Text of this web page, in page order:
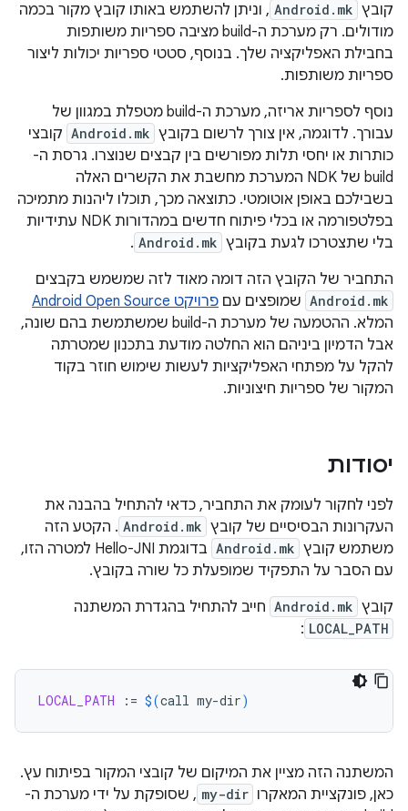
קובץ Android.mk , וניתן להשתמש באותו קובץ מקור בכמה
מודולים. רק מערכת ה-build מציבה ספריות משותפות
בחבילת האפליקציה שלך. בנוסף, סטטי ספריות יכולות ליצור
ספריות משותפות.
נוסף לספריות אריזה, מערכת ה-build מטפלת במגוון של
עבורך. לדוגמה, אין צורך לרשום בקובץ Android.mk קובצי
כותרות או יחסי תלות מפורשים בין קבצים שנוצרו. גרסת ה-
build של NDK המערכת מחשבת את הקשרים האלה
בשבילכם באופן אוטומטי. כתוצאה מכך, תוכלו ליהנות מתמיכה
בפלטפורמה או בכלי פיתוח חדשים במהדורות NDK עתידיות
בלי שתצטרכו לגעת בקובץ Android.mk
.
התחביר של הקובץ הזה דומה מאוד לזה שמשמש בקבצים
Android.mk שמופצים עם פרויקט Android Open Source
המלא. ההטמעה של מערכת ה-build שמשתמשת בהם שונה,
אבל הדמיון ביניהם הוא החלטה מודעת בתכנון שמטרתה
להקל על מפתחי האפליקציות לעשות שימוש חוזר בקוד
המקור של ספריות חיצוניות.
יסודות
לפני לחקור לעומק את התחביר, כדאי להתחיל בהבנה את
העקרונות הבסיסיים של קובץ Android.mk . הקטע הזה
משתמש קובץ Android.mk
בדוגמת Hello-JNI למטרה הזו,
עם הסבר על התפקיד שמופעלת כל שורה בקובץ.
קובץ Android.mk חייב להתחיל בהגדרת המשתנה
LOCAL_PATH
:
LOCAL_PATH := $(call my-dir)
המשתנה הזה מציין את המיקום של קובצי המקור בפיתוח עץ.
כאן, פונקציית המאקרו my-dir , שסופקת על ידי מערכת ה-